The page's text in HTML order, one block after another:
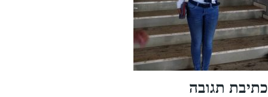
כתיבת תגובה